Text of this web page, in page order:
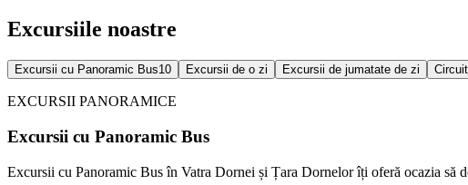
Excursiile noastre
Excursii cu Panoramic Bus10 Excursii de o zi Excursii de jumatate de zi
EXCURSII PANORAMICE
Excursii cu Panoramic Bus
Excursii cu Panoramic Bus în Vatra Dornei și Țara Dornelor îți oferă ocazia să